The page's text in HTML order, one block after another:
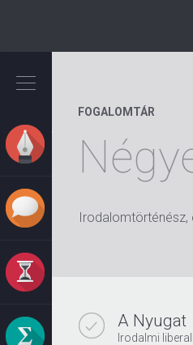
tartalomra
FOGALOMTÁR
Irodalomtörténész,
A Nyugat
Irodalmi